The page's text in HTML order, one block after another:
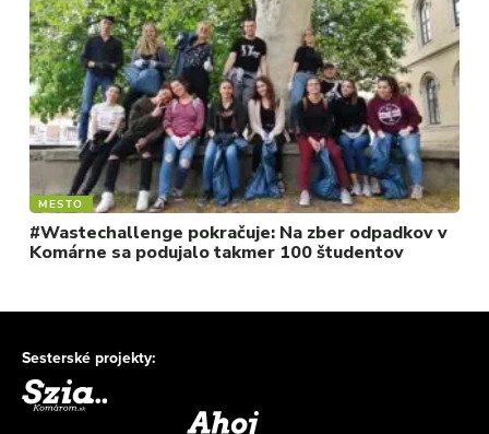
FOTKY
VIDEO
MIX
MESTO
#Wastechallenge pokračuje: Na zber odpadkov v
Komárne sa podujalo takmer 100 študentov
Sesterské projekty: